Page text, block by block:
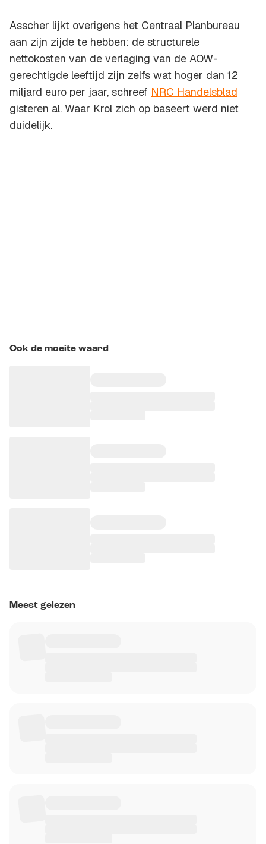
Asscher lijkt overigens het Centraal Planbureau
aan zijn zijde te hebben: de structurele
nettokosten van de verlaging van de AOW-
gerechtigde leeftijd zijn zelfs wat hoger dan 12
miljard euro per jaar, schreef NRC Handelsblad
gisteren al. Waar Krol zich op baseert werd niet
duidelijk.
Ook de moeite waard
Meest gelezen